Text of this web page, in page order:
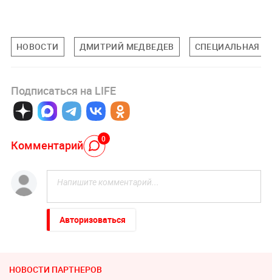
НОВОСТИ ДМИТРИЙ МЕДВЕДЕВ СПЕЦИАЛЬНАЯ
Подписаться на LIFE
Комментарий 0
Авторизоваться
НОВОСТИ ПАРТНЕРОВ